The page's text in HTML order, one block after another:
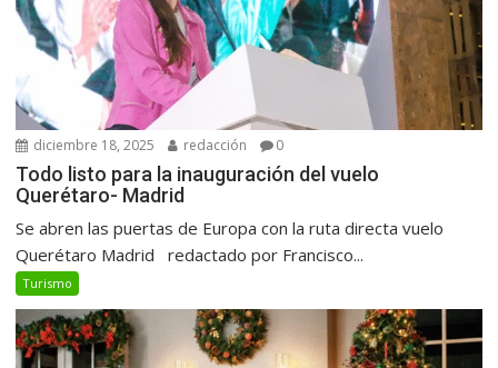
diciembre 18, 2025 redacción 0
Todo listo para la inauguración del vuelo
Querétaro- Madrid
Se abren las puertas de Europa con la ruta directa vuelo
Querétaro Madrid redactado por Francisco...
Turismo